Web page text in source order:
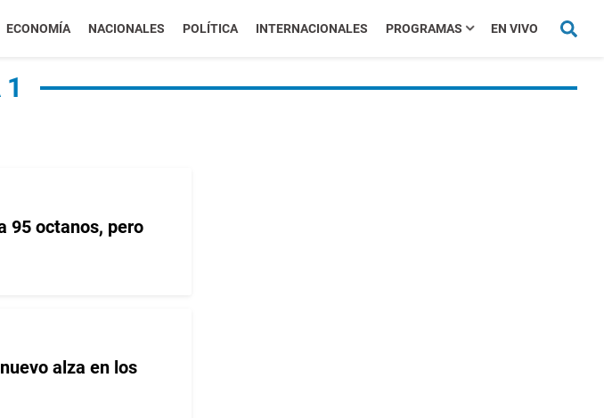
ECONOMÍA NACIONALES POLÍTICA INTERNACIONALES PROGRAMAS EN VIVO
95 octanos, pero
alza en los